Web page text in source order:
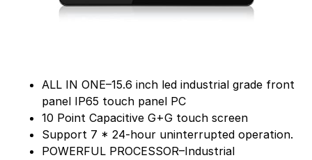
ALL IN ONE–15.6 inch led industrial grade front
panel IP65 touch panel PC
10 Point Capacitive G+G touch screen
Support 7 * 24-hour uninterrupted operation.
POWERFUL PROCESSOR–Industrial